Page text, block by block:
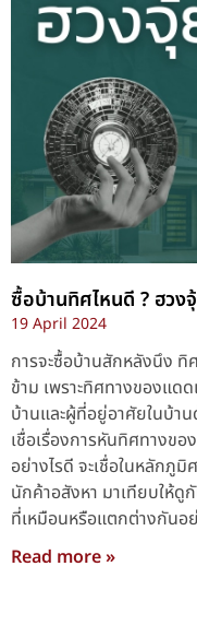
ซื้อบ้านทิศไหนดี ? ฮวง
19 April 2024
การจะซื้อบ้านสักหลังนึง ทิ
ข้าม เพราะทิศทางของแด
บ้านและผู้ที่อยู่อาศัยในบ้า
เชื่อเรื่องการหันทิศทางขอ
อย่างไรดี จะเชื่อในหลักภู
นักค้าอสังหา มาเทียบให้ดู
ที่เหมือนหรือแตกต่างกันอ
Read more »